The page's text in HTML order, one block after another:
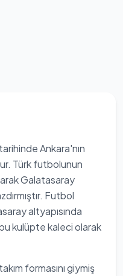
Ankara'nın
Türk futbolunun
Galatasaray
Futbol
altyapısında
bu kulüpte kaleci olarak
formasını giymiş